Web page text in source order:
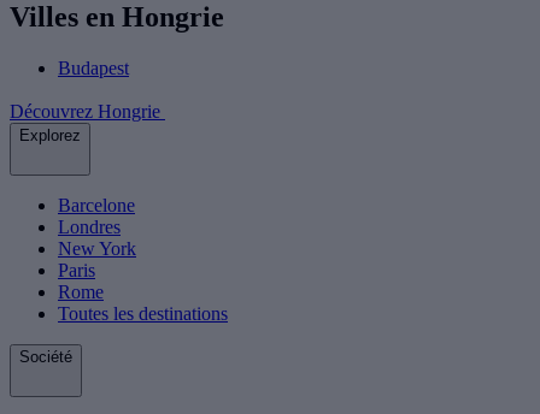
Villes en Hongrie
Budapest
Découvrez Hongrie
Explorez
Barcelone
Londres
New York
Paris
Rome
Toutes les destinations
Société